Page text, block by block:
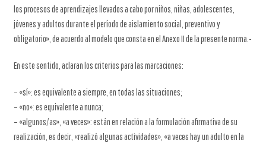
los procesos de aprendizajes llevados a cabo por niños, niñas, adolescentes,
jóvenes y adultos durante el período de aislamiento social, preventivo y
obligatorio», de acuerdo al modelo que consta en el Anexo II de la presente norma.-
En este sentido, aclaran los criterios para las marcaciones:
– «sí»: es equivalente a siempre, en todas las situaciones;
– «no»: es equivalente a nunca;
– «algunos/as», «a veces»: están en relación a la formulación afirmativa de su
realización, es decir, «realizó algunas actividades», «a veces hay un adulto en la